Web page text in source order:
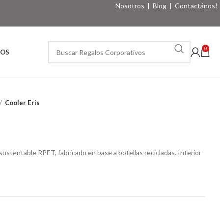
Nosotros | Blog | Contactános!
0
Cooler Eris
RPET, fabricado en base a botellas recicladas. Interior